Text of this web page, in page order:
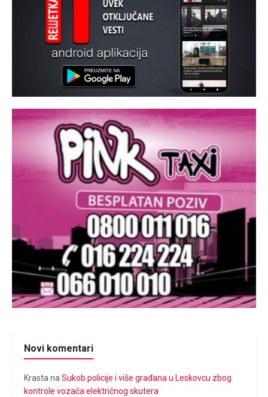
Novi komentari
KrastanaSukob policije i više građana u Leskovcu zbog
kontrole vozača električnog skutera